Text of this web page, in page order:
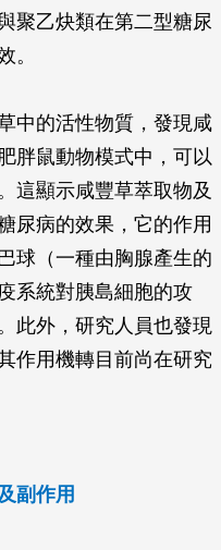
聚乙炔類在第二型糖尿
。
中的活性物質，發現咸
胖鼠動物模式中，可以
這顯示咸豐草萃取物及
尿病的效果，它的作用
球（一種由胸腺產生的
系統對胰島細胞的攻
此外，研究人員也發現
作用機轉目前尚在研究
副作用